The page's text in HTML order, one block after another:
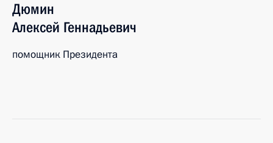
Дюмин
Алексей Геннадьевич
помощник Президента